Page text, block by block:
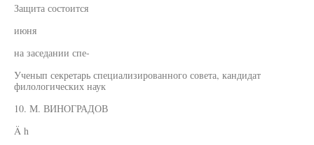
Защита состоится
июня
на заседании спе-
Ученып секретарь специализированного совета, кандидат
филологических наук
10. М. ВИНОГРАДОВ
Ä h